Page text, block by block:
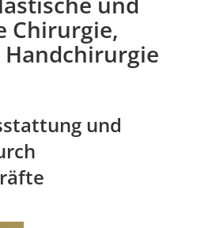
Chirurgie,
Handchirurgie
und